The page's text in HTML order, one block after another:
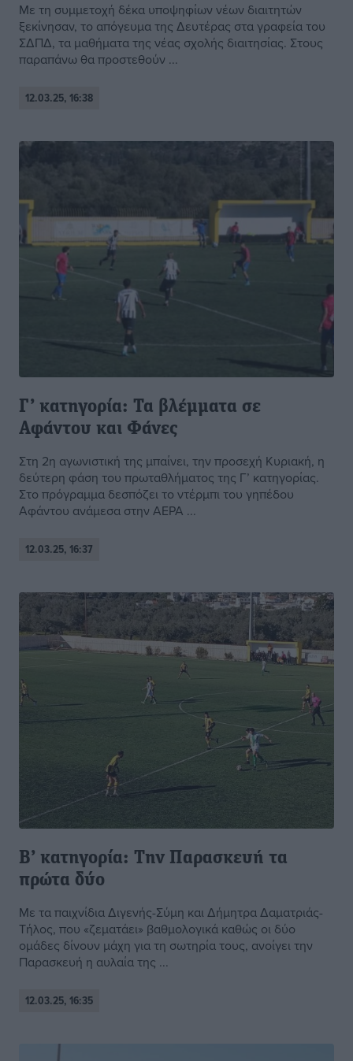
Με τη συμμετοχή δέκα υποψηφίων νέων διαιτητών
ξεκίνησαν, το απόγευμα της Δευτέρας στα γραφεία του
ΣΔΠΔ, τα μαθήματα της νέας σχολής διαιτησίας. Στους
παραπάνω θα προστεθούν ...
12.03.25, 16:38
Γ’ κατηγορία: Τα βλέμματα σε
Αφάντου και Φάνες
Στη 2η αγωνιστική της μπαίνει, την προσεχή Κυριακή, η
δεύτερη φάση του πρωταθλήματος της Γ’ κατηγορίας.
Στο πρόγραμμα δεσπόζει το ντέρμπι του γηπέδου
Αφάντου ανάμεσα στην ΑΕΡΑ ...
12.03.25, 16:37
Β’ κατηγορία: Την Παρασκευή τα
πρώτα δύο
Με τα παιχνίδια Διγενής-Σύμη και Δήμητρα Δαματριάς-
Τήλος, που «ζεματάει» βαθμολογικά καθώς οι δύο
ομάδες δίνουν μάχη για τη σωτηρία τους, ανοίγει την
Παρασκευή η αυλαία της ...
12.03.25, 16:35